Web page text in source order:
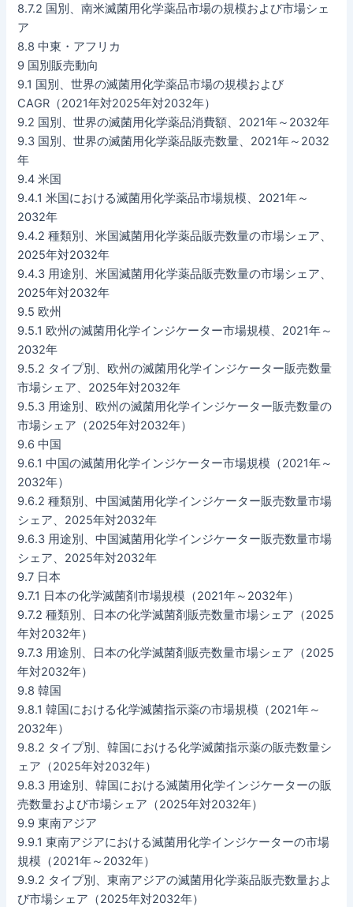
8.7.2 国別、南米滅菌用化学薬品市場の規模および市場シェ
ア
8.8 中東・アフリカ
9 国別販売動向
9.1 国別、世界の滅菌用化学薬品市場の規模および
CAGR（2021年対2025年対2032年）
9.2 国別、世界の滅菌用化学薬品消費額、2021年～2032年
9.3 国別、世界の滅菌用化学薬品販売数量、2021年～2032
年
9.4 米国
9.4.1 米国における滅菌用化学薬品市場規模、2021年～
2032年
9.4.2 種類別、米国滅菌用化学薬品販売数量の市場シェア、
2025年対2032年
9.4.3 用途別、米国滅菌用化学薬品販売数量の市場シェア、
2025年対2032年
9.5 欧州
9.5.1 欧州の滅菌用化学インジケーター市場規模、2021年～
2032年
9.5.2 タイプ別、欧州の滅菌用化学インジケーター販売数量
市場シェア、2025年対2032年
9.5.3 用途別、欧州の滅菌用化学インジケーター販売数量の
市場シェア（2025年対2032年）
9.6 中国
9.6.1 中国の滅菌用化学インジケーター市場規模（2021年～
2032年）
9.6.2 種類別、中国滅菌用化学インジケーター販売数量市場
シェア、2025年対2032年
9.6.3 用途別、中国滅菌用化学インジケーター販売数量市場
シェア、2025年対2032年
9.7 日本
9.7.1 日本の化学滅菌剤市場規模（2021年～2032年）
9.7.2 種類別、日本の化学滅菌剤販売数量市場シェア（2025
年対2032年）
9.7.3 用途別、日本の化学滅菌剤販売数量市場シェア（2025
年対2032年）
9.8 韓国
9.8.1 韓国における化学滅菌指示薬の市場規模（2021年～
2032年）
9.8.2 タイプ別、韓国における化学滅菌指示薬の販売数量シ
ェア（2025年対2032年）
9.8.3 用途別、韓国における滅菌用化学インジケーターの販
売数量および市場シェア（2025年対2032年）
9.9 東南アジア
9.9.1 東南アジアにおける滅菌用化学インジケーターの市場
規模（2021年～2032年）
9.9.2 タイプ別、東南アジアの滅菌用化学薬品販売数量およ
び市場シェア（2025年対2032年）